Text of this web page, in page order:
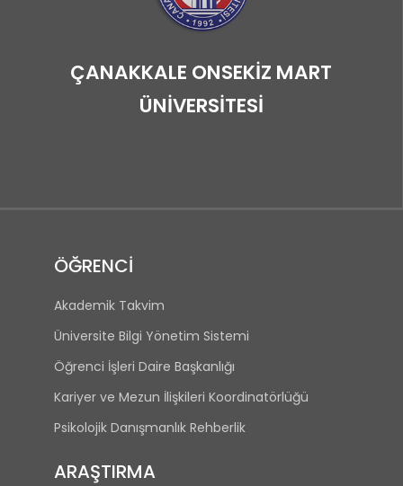
ÇANAKKALE ONSEKİZ MART
ÜNİVERSİTESİ
ÖĞRENCİ
Akademik Takvim
Üniversite Bilgi Yönetim Sistemi
Öğrenci İşleri Daire Başkanlığı
Kariyer ve Mezun İlişkileri Koordinatörlüğü
Psikolojik Danışmanlık Rehberlik
ARAŞTIRMA